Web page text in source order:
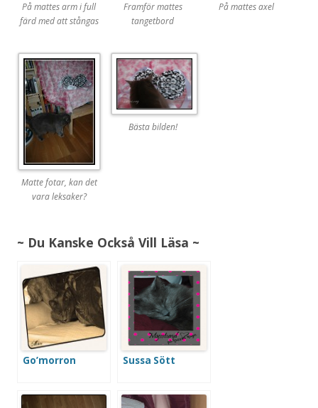
På mattes arm i full
färd med att stångas
Framför mattes
tangetbord
På mattes axel
Matte fotar, kan det
vara leksaker?
Bästa bilden!
~ Du Kanske Också Vill Läsa ~
Go’morron Sussa Sött